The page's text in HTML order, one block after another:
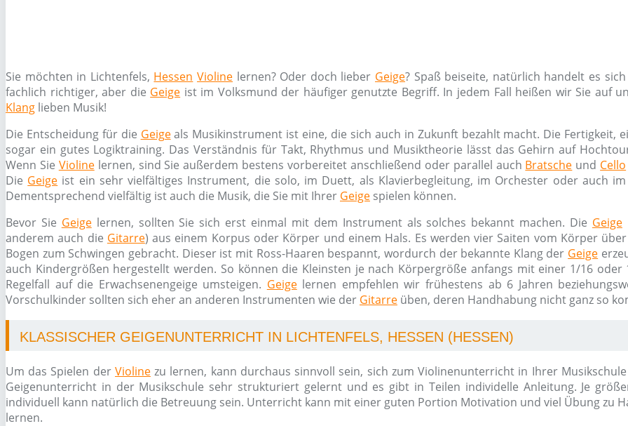
Sie möchten in Lichtenfels, Hessen Violine lernen? Oder doch lieber Geige? Spaß beiseite, natürlich handelt es
fachlich richtiger, aber die Geige ist im Volksmund der häufiger genutzte Begriff. In jedem Fall heißen wir Sie auf
Klang lieben Musik!
Die Entscheidung für die Geigeals Musikinstrument ist eine, die sich auch in Zukunft bezahlt macht. Die Fertigkeit,
sogar ein gutes Logiktraining. Das Verständnis für Takt, Rhythmus und Musiktheorie lässt das Gehirn auf
Wenn Sie Violinelernen, sind Sie außerdem bestens vorbereitet anschließend oder parallel auch Bratsche und Cello
Die Geige ist ein sehr vielfältiges Instrument, die solo, im Duett, als Klavierbegleitung, im Orchester oder auch
Dementsprechend vielfältig ist auch die Musik, die Sie mit Ihrer Geige spielen können.
Bevor Sie Geigelernen, sollten Sie sich erst einmal mit dem Instrument als solches bekannt machen. Die Geige
anderem auch die Gitarre) aus einem Korpus oder Körper und einem Hals. Es werden vier Saiten vom Körper
Bogen zum Schwingen gebracht. Dieser ist mit Ross-Haaren bespannt, wordurch der bekannte Klang der Geige
auch Kindergrößen hergestellt werden. So können die Kleinsten je nach Körpergröße anfangs mit einer 1/16
Regelfall auf die Erwachsenengeige umsteigen. Geigelernen empfehlen wir frühestens ab 6 Jahren
Vorschulkinder sollten sich eher an anderen Instrumenten wie der Gitarre üben, deren Handhabung nicht ganz so
KLASSISCHER GEIGENUNTERRICHT IN LICHTENFELS, HESSEN (HESSEN)
Um das Spielen der Violinezu lernen, kann durchaus sinnvoll sein, sich zum Violinenunterricht in Ihrer
Geigenunterricht in der Musikschule sehr strukturiert gelernt und es gibt in Teilen individelle Anleitung. Je
individuell kann natürlich die Betreuung sein. Unterricht kann mit einer guten Portion Motivation und viel Übung zu
lernen.